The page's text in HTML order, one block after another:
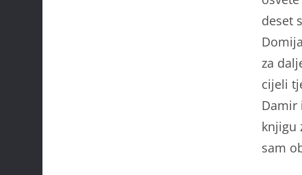
deset
za
cijeli
Damir
knjigu
sam